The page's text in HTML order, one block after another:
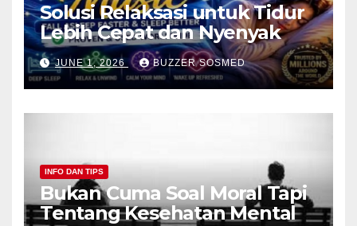
Solusi Relaksasi untuk Tidur
Lebih Cepat dan Nyenyak
JUNE 1, 2026 BUZZER SOSMED
INFO DAN TIPS
Bukan Cuma Soal Moral Tapi
Tentang Kesehatan Mental